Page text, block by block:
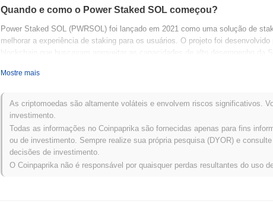
Quando e como o Power Staked SOL começou?
Power Staked SOL (PWRSOL) foi lançado em 2021 como uma solução de
melhorar a experiência de staking para os usuários. O projeto foi
blockchain que buscavam aproveitar as capacidades de alto desempenho da
concentrou em expandir seu ecossistema e base de usuários, posicionando-
O que está por vir para o Power Staked SOL?
Power Staked SOL (PWRSOL) está se preparando para uma fase
próximas funcionalidades incluem mecanismos de staking aprimorados e
(DeFi), visando expandir sua utilidade dentro do ecossistema Solana. A
educacionais para aumentar a conscientização e adoção, focando nos
medida que o Power Staked SOL evolui, ele visa solidificar sua posição como
Mostre mais
As criptomoedas são altamente voláteis e envolvem riscos significativos.
investimento.
Todas as informações no Coinpaprika são fornecidas apenas para fins
ou de investimento. Sempre realize sua própria pesquisa (DYOR) e
decisões de investimento.
O Coinpaprika não é responsável por quaisquer perdas resultantes do uso